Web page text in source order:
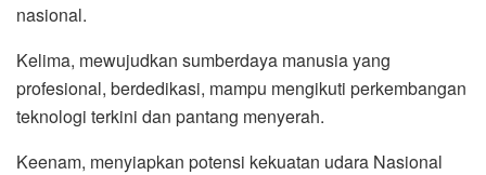
nasional.
Kelima, mewujudkan sumberdaya manusia yang
profesional, berdedikasi, mampu mengikuti perkembangan
teknologi terkini dan pantang menyerah.
Keenam, menyiapkan potensi kekuatan udara Nasional